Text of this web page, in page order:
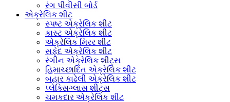
રંગ પીવીસી બોર્ડ
એક્રેલિક શીટ
સ્પષ્ટ એક્રેલિક શીટ
કાસ્ટ એક્રેલિક શીટ
એક્રેલિક મિરર શીટ
સફેદ એક્રેલિક શીટ
રંગીન એક્રેલિક શીટ્સ
હિમાચ્છાદિત એક્રેલિક શીટ
બહાર કાઢેલી એક્રેલિક શીટ
પ્લેક્સિગ્લાસ શીટ્સ
ચમકદાર એક્રેલિક શીટ